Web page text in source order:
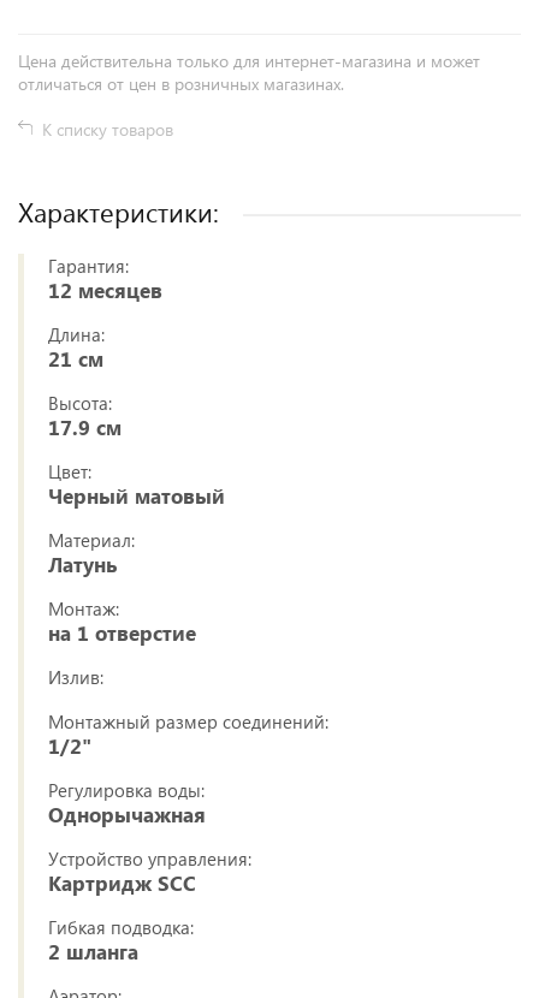
Цена действительна только для интернет-магазина и может
отличаться от цен в розничных магазинах.
К списку товаров
Характеристики:
Гарантия:
12 месяцев
Длина:
21 см
Высота:
17.9 см
Цвет:
Черный матовый
Материал:
Латунь
Монтаж:
на 1 отверстие
Излив:
Монтажный размер соединений:
1/2"
Регулировка воды:
Однорычажная
Устройство управления:
Картридж SCC
Гибкая подводка:
2 шланга